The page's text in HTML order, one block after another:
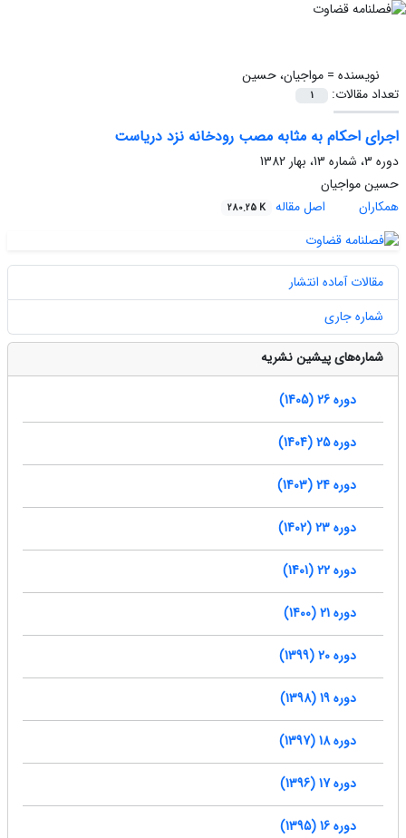
نویسنده =مواجیان، حسین
تعداد مقالات:
1
اجرای احکام به مثابه مصب رودخانه نزد دریاست
دوره 3، شماره 13، بهار 1382
حسین مواجیان
همکاران
اصل مقاله 280.25 K
مقالات آماده انتشار
شماره جاری
شماره‌های پیشین نشریه
دوره 26 (1405)
دوره 25 (1404)
دوره 24 (1403)
دوره 23 (1402)
دوره 22 (1401)
دوره 21 (1400)
دوره 20 (1399)
دوره 19 (1398)
دوره 18 (1397)
دوره 17 (1396)
دوره 16 (1395)